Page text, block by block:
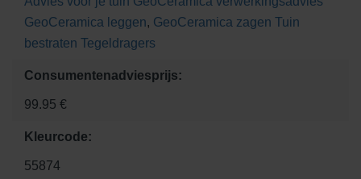
GeoCeramica leggen, GeoCeramica zagen Tuin
bestraten Tegeldragers
Consumentenadviesprijs:
99.95 €
Kleurcode:
55874